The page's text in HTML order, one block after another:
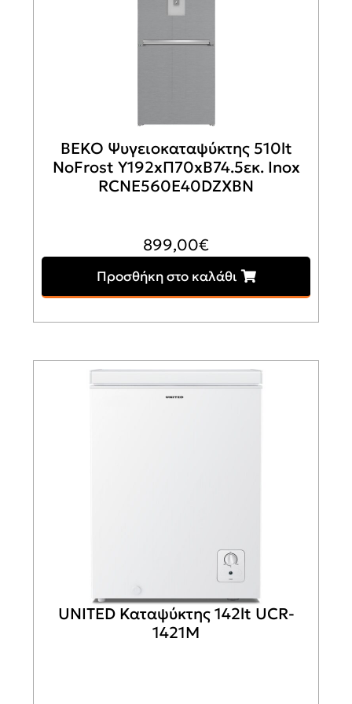
BEKO Ψυγειοκαταψύκτης 510lt
NoFrost Υ192xΠ70xΒ74.5εκ. Inox
RCNE560E40DZXBN
899,00€
Προσθήκη στο καλάθι
UNITED Καταψύκτης 142lt UCR-
1421M